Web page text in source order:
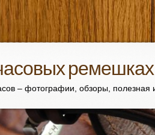
ремешках
– фотографии, обзоры,